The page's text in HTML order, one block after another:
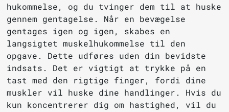
hukommelse, og du tvinger dem til at huske
gennem gentagelse. Når en bevægelse
gentages igen og igen, skabes en
langsigtet muskelhukommelse til den
opgave. Dette udføres uden din bevidste
indsats. Det er vigtigt at trykke på en
tast med den rigtige finger, fordi dine
muskler vil huske dine handlinger. Hvis du
kun koncentrerer dig om hastighed, vil du